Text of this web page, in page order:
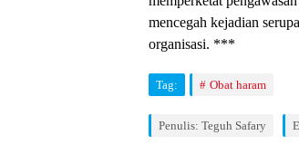
mencegah kejadian
organisasi. ***
Tag: Obat haram
Penulis: Teguh Safary